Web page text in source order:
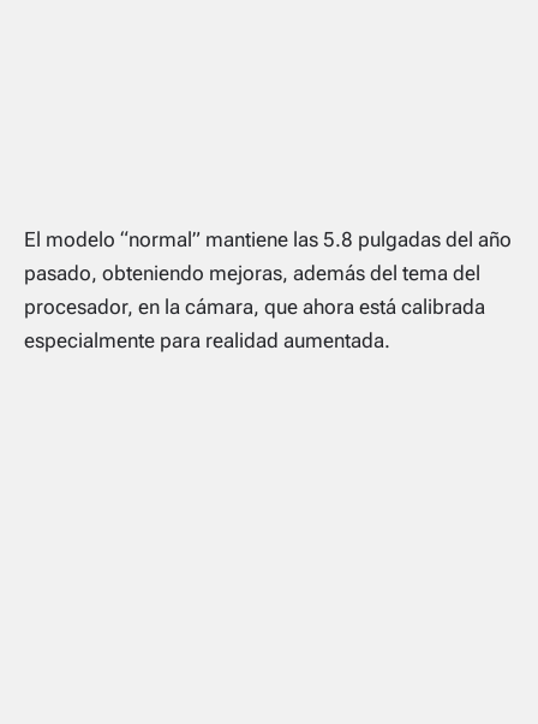
El modelo “normal” mantiene las 5.8 pulgadas del año
pasado, obteniendo mejoras, además del tema del
procesador, en la cámara, que ahora está calibrada
especialmente para realidad aumentada.